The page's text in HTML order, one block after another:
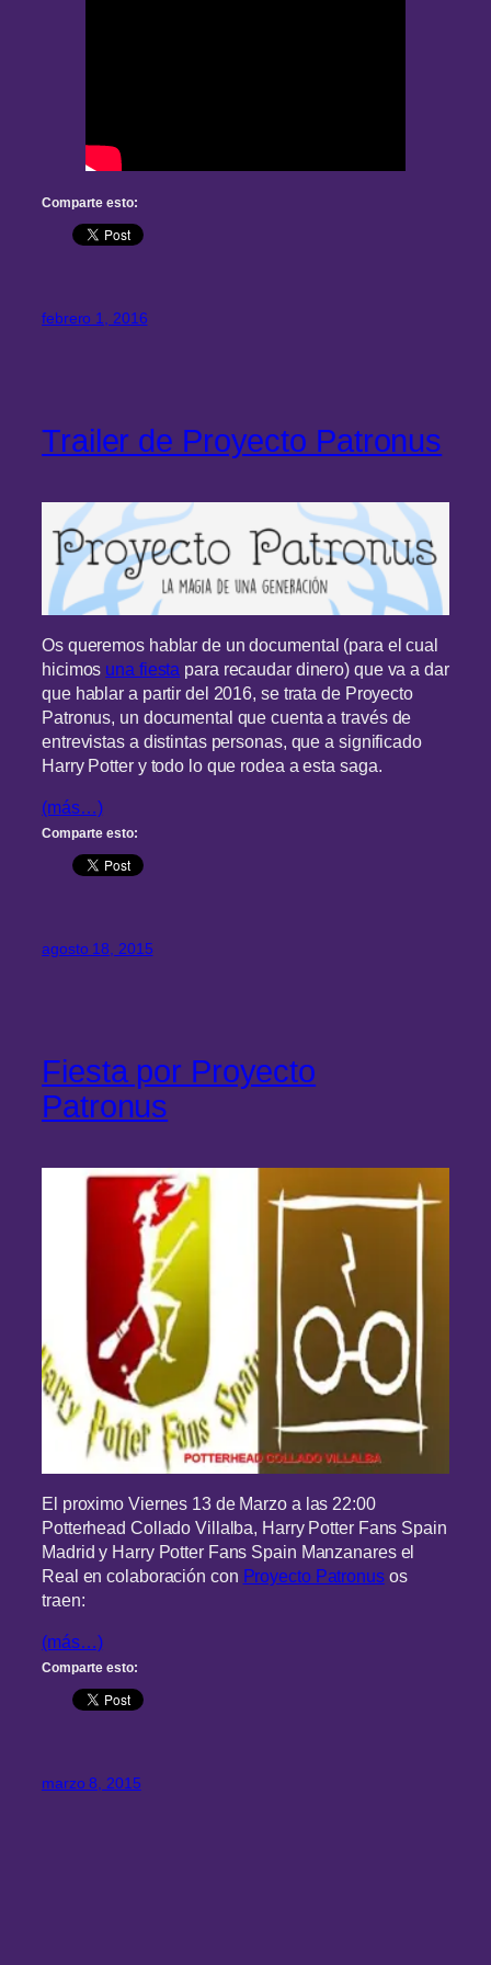
Comparte esto:
febrero 1, 2016
Trailer de Proyecto Patronus
Os queremos hablar de un documental (para el cual
hicimos una fiesta para recaudar dinero) que va a dar
que hablar a partir del 2016, se trata de Proyecto
Patronus, un documental que cuenta a través de
entrevistas a distintas personas, que a significado
Harry Potter y todo lo que rodea a esta saga.
(más…)
Comparte esto:
agosto 18, 2015
Fiesta por Proyecto
Patronus
El proximo Viernes 13 de Marzo a las 22:00
Potterhead Collado Villalba, Harry Potter Fans Spain
Madrid y Harry Potter Fans Spain Manzanares el
Real en colaboración con Proyecto Patronusos
traen:
(más…)
Comparte esto:
marzo 8, 2015